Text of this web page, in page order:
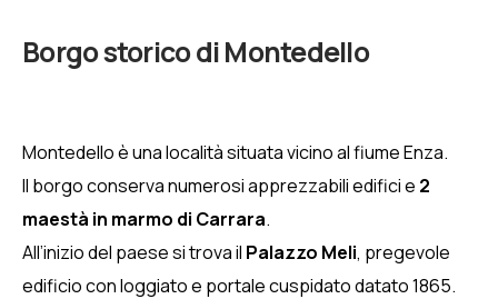
Member
Borgo storico di Montedello
Montedello è una località situata vicino al fiume Enza.
Il borgo conserva numerosi apprezzabili edifici e 2
maestà in marmo di Carrara.
All’inizio del paese si trova il Palazzo Meli, pregevole
edificio con loggiato e portale cuspidato datato 1865.